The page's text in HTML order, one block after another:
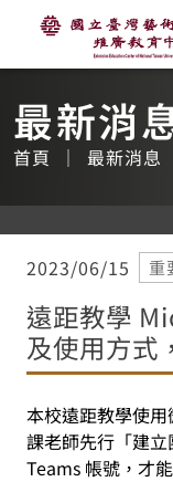
內
容
國立臺灣
最新消
首頁 最新消息
2023/06/15 重
遠距教學
及使用方式
本校遠距教學使
課老師先行「建
Teams 帳號，才